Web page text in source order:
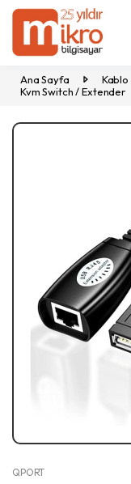
Ana Sayfa
Kvm Switch / Extender
QPORT